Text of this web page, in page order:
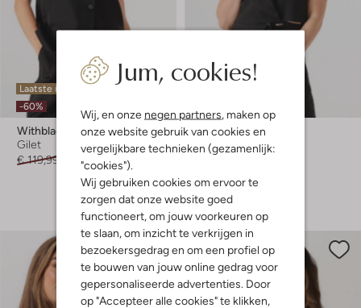
Jum, cookies!
Wij, en onze negen partners , maken op
onze website gebruik van cookies en
vergelijkbare technieken (gezamenlijk:
"cookies").
Wij gebruiken cookies om ervoor te
zorgen dat onze website goed
functioneert, om jouw voorkeuren op
te slaan, om inzicht te verkrijgen in
bezoekersgedrag en om een profiel op
te bouwen van jouw online gedrag voor
gepersonaliseerde advertenties. Door
op "Accepteer alle cookies" te klikken,
Laatste item
-60%
Withblack
Gilet
€ 119,99
€ 47,99
Access
Gilet
+ meer kleuren